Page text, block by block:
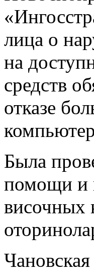
лица о
на
средств
отказе
Была
помощи и
височных